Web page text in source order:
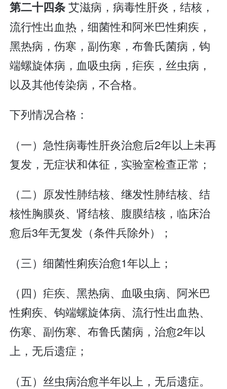
第二十四条艾滋病，病毒性肝炎，结核，
流行性出血热，细菌性和阿米巴性痢疾，
黑热病，伤寒，副伤寒，布鲁氏菌病，钩
端螺旋体病，血吸虫病，疟疾，丝虫病，
以及其他传染病，不合格。
下列情况合格：
（一）急性病毒性肝炎治愈后2年以上未再
复发，无症状和体征，实验室检查正常；
（二）原发性肺结核、继发性肺结核、结
核性胸膜炎、肾结核、腹膜结核，临床治
愈后3年无复发（条件兵除外）；
（三）细菌性痢疾治愈1年以上；
（四）疟疾、黑热病、血吸虫病、阿米巴
性痢疾、钩端螺旋体病、流行性出血热、
伤寒、副伤寒、布鲁氏菌病，治愈2年以
上，无后遗症；
（五）丝虫病治愈半年以上，无后遗症。